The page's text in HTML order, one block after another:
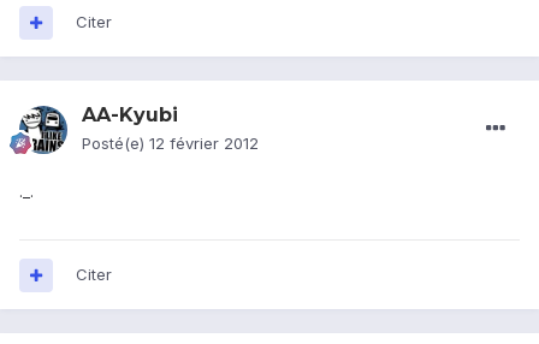
Citer
AA-Kyubi
Posté(e) 12 février 2012
._.
Citer